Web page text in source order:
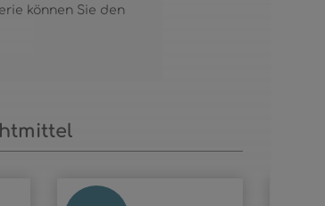
können Sie den